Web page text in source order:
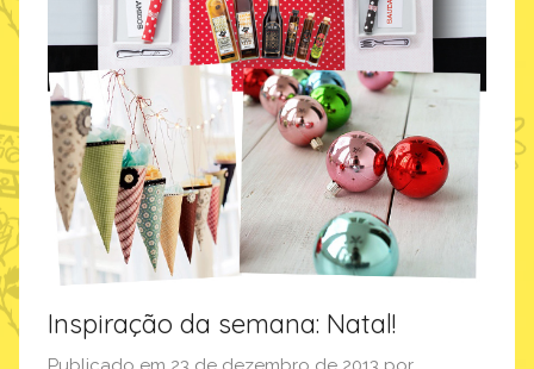
Inspiração da semana: Natal!